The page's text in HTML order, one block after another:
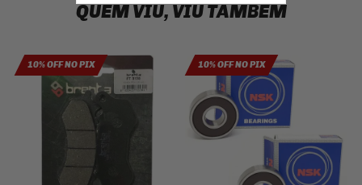
QUEM VIU, VIU TAMBÉM
10% OFF NO PIX 10% OFF NO PIX